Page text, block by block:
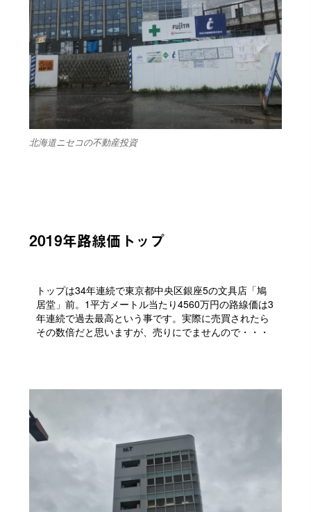
北海道ニセコの不動産投資
2019年路線価トップ
トップは34年連続で東京都中央区銀座5の文具店「鳩
居堂」前。1平方メートル当たり4560万円の路線価は3
年連続で過去最高という事です。実際に売買されたら
その数倍だと思いますが、売りにでませんので・・・